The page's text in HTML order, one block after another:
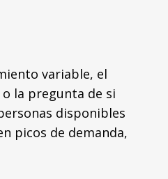
variable, el
la pregunta de si
disponibles
picos de demanda,